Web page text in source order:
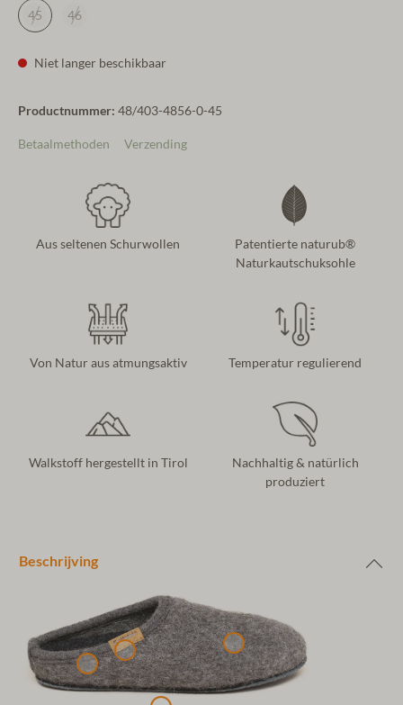
45 46
Niet langer beschikbaar
Productnummer: 48/403-4856-0-45
Betaalmethoden Verzending
Aus seltenen Schurwollen
Patentierte naturub®
Naturkautschuksohle
Von Natur aus atmungsaktiv Temperatur regulierend
Walkstoff hergestellt in Tirol
Nachhaltig & natürlich
produziert
Beschrijving